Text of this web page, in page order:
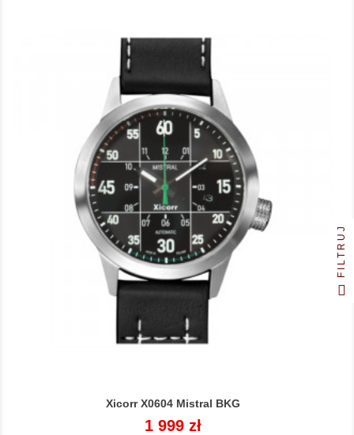
Xicorr X0604 Mistral BKG
Cena
1 999 zł
FILTRUJ